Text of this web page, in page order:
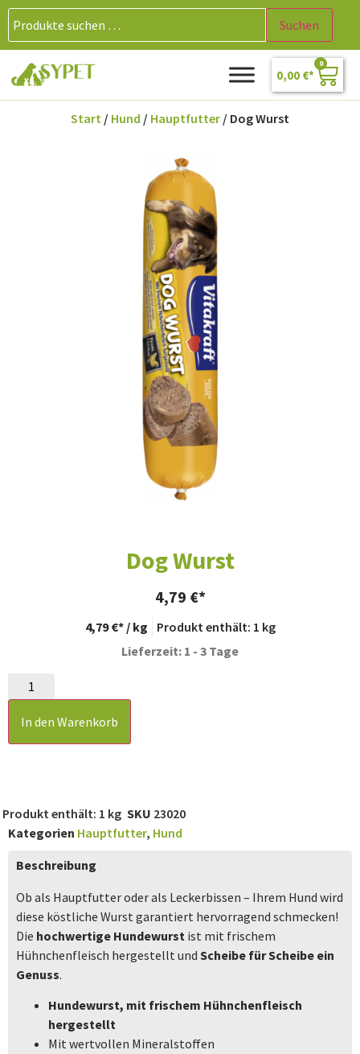
Suchen
0,00 €
0
Start / Hund / Hauptfutter / Dog Wurst
Dog Wurst
4,79 €
4,79€ / kg Produkt enthält: 1 kg
Lieferzeit: 1 - 3 Tage
In den Warenkorb
Produkt enthält: 1 kg SKU 23020
Kategorien Hauptfutter, Hund
Beschreibung
Ob als Hauptfutter oder als Leckerbissen – Ihrem Hund wird
diese köstliche Wurst garantiert hervorragend schmecken!
Die hochwertige Hundewurst ist mit frischem
Hühnchenfleisch hergestellt und Scheibe für Scheibe ein
Genuss.
Hundewurst, mit frischem Hühnchenfleisch
hergestellt
Mit wertvollen Mineralstoffen